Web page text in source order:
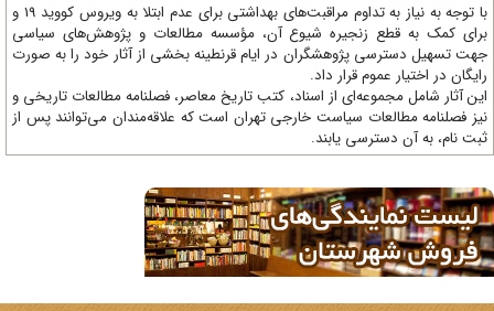
با توجه به نیاز به تداوم مراقبت‌های بهداشتی برای عدم ابتلا به ویروس کووید 19 و
کمک به قطع زنجیره شیوع آن، مؤسسه مطالعات و پژوهش‌های سیاسی
تسهیل دسترسی پژوهشگران در ایام قرنطینه بخشی از آثار خود را به صورت
در اختیار عموم قرار داد.
آثار شامل مجموعه‌ای از اسناد، کتب تاریخ معاصر، فصلنامه‌ مطالعات تاریخی و
فصلنامه مطالعات سیاست خارجی تهران است که علاقه‌مندان می‌توانند پس از
نام، به آن دسترسی یابند.